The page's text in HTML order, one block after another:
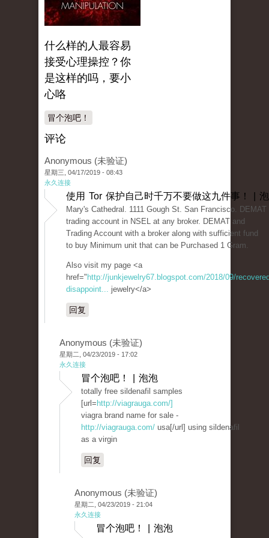
什么样的人最容易
接受心理操控？你
是这样的吗，要小
心咯
冒个泡吧！
评论
Anonymous (未验证)
星期三, 04/17/2019 - 08:43
永久连接
使用 Tor 保护自己时千万不要做这九件事！ |
Mary's Cathedral. 1111 Gough St. San Francisco. DEMAT
trading account in NSEL at any broker. DEMAT and
Trading Account with a broker along with sufficient fund
to buy Minimum unit that can be Purchased 1 Gram.
Also visit my page <a
href=" http://junkjewelry67.blogspot.com/2018/09/
disappoint... jewelry</a>
回复
Anonymous (未验证)
星期二, 04/23/2019 - 17:02
永久连接
冒个泡吧！ | 泡泡
totally free sildenafil samples
[url= http://viagrauga.com/]
viagra brand name for sale -
http://viagrauga.com/ usa[/url] using sildenafil
as a virgin
回复
Anonymous (未验证)
星期二, 04/23/2019 - 21:04
永久连接
冒个泡吧！ | 泡泡